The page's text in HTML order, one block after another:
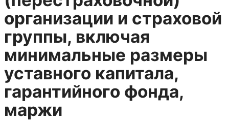
организации и страховой
группы, включая
минимальные размеры
уставного капитала,
гарантийного фонда,
маржи